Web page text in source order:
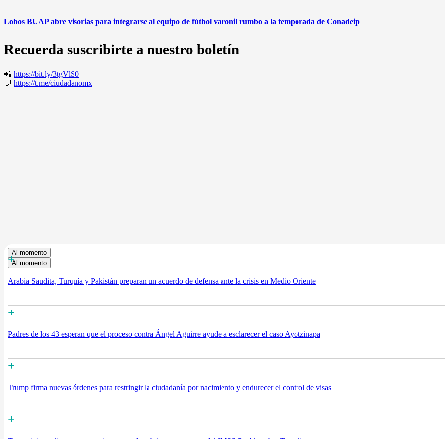
Lobos BUAP abre visorias para integrarse al equipo de fútbol varonil rumbo a la temporada de Conadeip
Recuerda suscribirte a nuestro boletín
📲 https://bit.ly/3tgVlS0
💬 https://t.me/ciudadanomx
Al momento
Al momento
+
Arabia Saudita, Turquía y Pakistán preparan un acuerdo de defensa ante la crisis en Medio Oriente
+
Padres de los 43 esperan que el proceso contra Ángel Aguirre ayude a esclarecer el caso Ayotzinapa
+
Trump firma nuevas órdenes para restringir la ciudadanía por nacimiento y endurecer el control de visas
+